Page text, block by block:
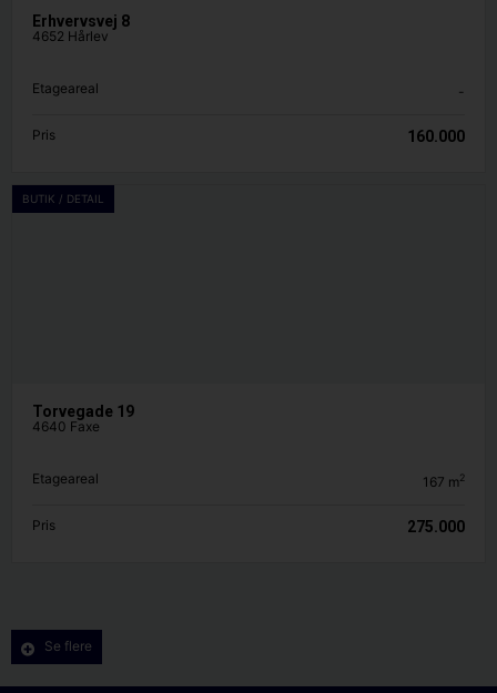
Erhvervsvej 8
4652 Hårlev
Etageareal -
Pris 160.000
BUTIK / DETAIL
Torvegade 19
4640 Faxe
Etageareal 167 m2
Pris 275.000
Se flere